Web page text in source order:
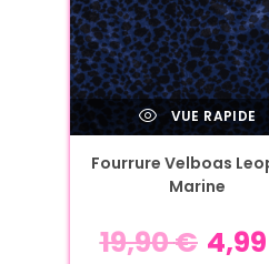
VUE RAPIDE
Fourrure Velboas
Marine
19,90€ 4,99